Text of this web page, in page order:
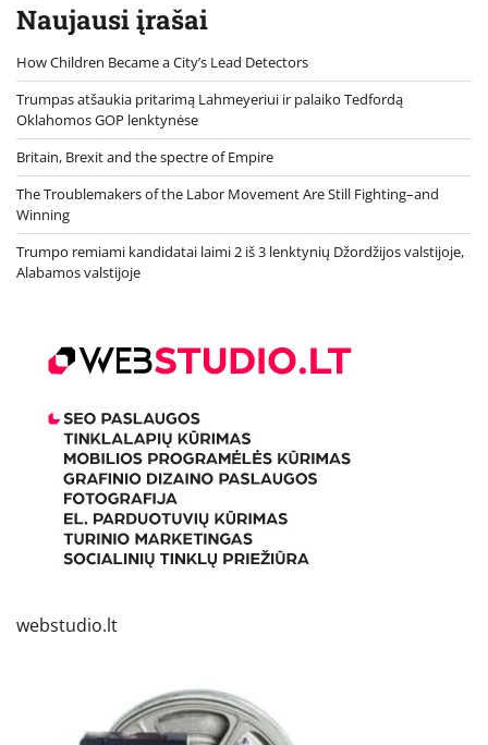
Naujausi įrašai
How Children Became a City’s Lead Detectors
Trumpas atšaukia pritarimą Lahmeyeriui ir palaiko Tedfordą
Oklahomos GOP lenktynėse
Britain, Brexit and the spectre of Empire
The Troublemakers of the Labor Movement Are Still Fighting–and
Winning
Trumpo remiami kandidatai laimi 2 iš 3 lenktynių Džordžijos valstijoje,
Alabamos valstijoje
webstudio.lt